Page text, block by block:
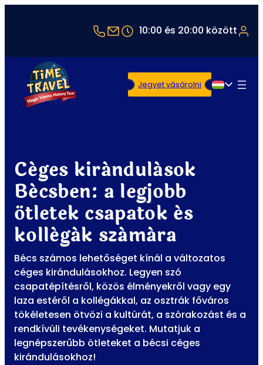
+43 1 5321514
office@timetravel-vienna.at
10:00 és 20:00 között
Magyar
Jegyet vásárolni
Céges kirándulások
Bécsben: a legjobb
ötletek csapatok és
kollégák számára
Bécs számos lehetőséget kínál a változatos
céges kirándulásokhoz. Legyen szó
csapatépítésről, közös élményekről vagy egy
laza estéről a kollégákkal, az osztrák főváros
tökéletesen ötvözi a kultúrát, a szórakozást és a
rendkívüli tevékenységeket. Mutatjuk a
legnépszerűbb ötleteket a bécsi céges
kirándulásokhoz!